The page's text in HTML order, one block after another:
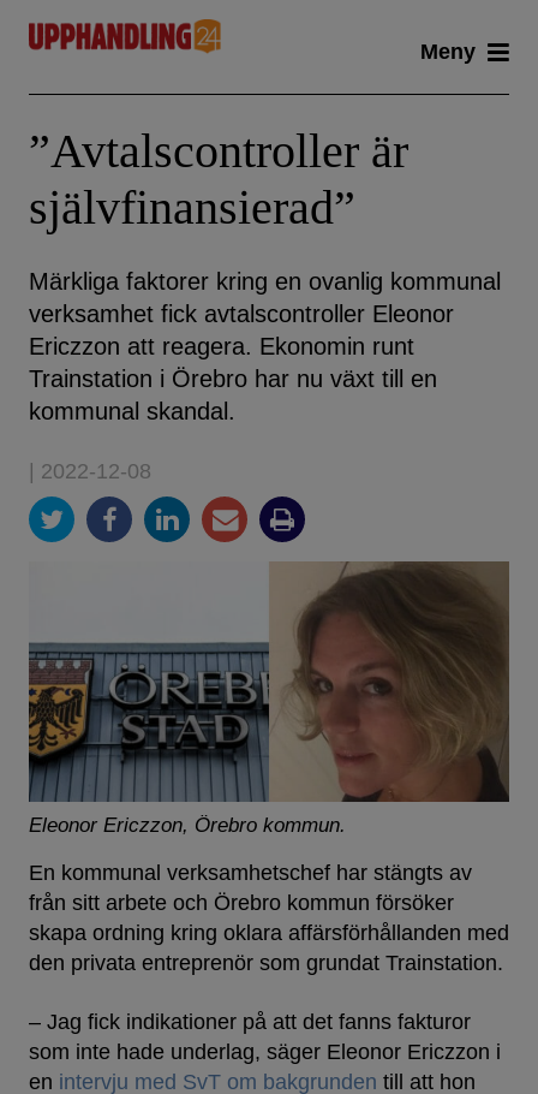
content
Meny
”Avtalscontroller är
självfinansierad”
Märkliga faktorer kring en ovanlig kommunal
verksamhet fick avtalscontroller Eleonor
Ericzzon att reagera. Ekonomin runt
Trainstation i Örebro har nu växt till en
kommunal skandal.
| 2022-12-08
Eleonor Ericzzon, Örebro kommun.
En kommunal verksamhetschef har stängts av
från sitt arbete och Örebro kommun försöker
skapa ordning kring oklara affärsförhållanden med
den privata entreprenör som grundat Trainstation.
– Jag fick indikationer på att det fanns fakturor
som inte hade underlag, säger Eleonor Ericzzon i
en intervju med SvT om bakgrunden till att hon